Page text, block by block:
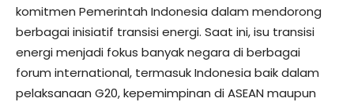
komitmen Pemerintah Indonesia dalam mendorong
berbagai inisiatif transisi energi. Saat ini, isu transisi
energi menjadi fokus banyak negara di berbagai
forum international, termasuk Indonesia baik dalam
pelaksanaan G20, kepemimpinan di ASEAN maupun